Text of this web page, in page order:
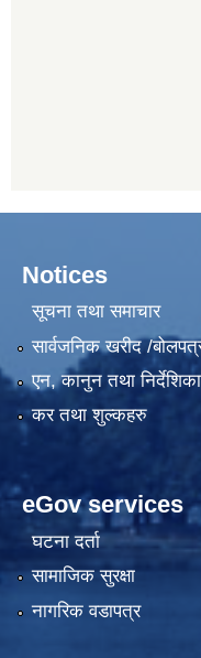
Notices
सूचना तथा समाचार
सार्वजनिक खरीद /
एन, कानुन तथा निर्देशिका
कर तथा शुल्कहरु
eGov services
घटना दर्ता
सामाजिक सुरक्षा
नागरिक वडापत्र